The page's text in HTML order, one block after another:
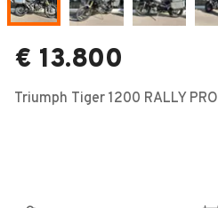
Concessionari
€ 13.800
Triumph Tiger 1200 RALLY PRO